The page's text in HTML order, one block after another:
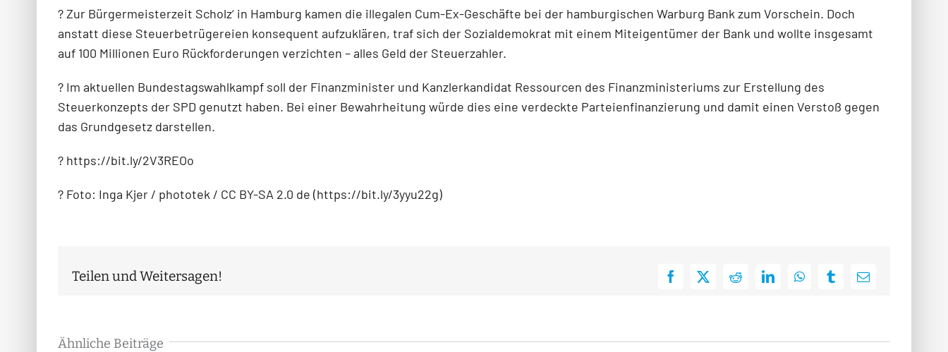
? Zur Bürgermeisterzeit Scholz‘ in Hamburg kamen die illegalen Cum-Ex-Geschäfte bei der hamburgischen Warburg Bank zum Vorschein. Doch
anstatt diese Steuerbetrügereien konsequent aufzuklären, traf sich der Sozialdemokrat mit einem Miteigentümer der Bank und wollte insgesamt
auf 100 Millionen Euro Rückforderungen verzichten – alles Geld der Steuerzahler.
? Im aktuellen Bundestagswahlkampf soll der Finanzminister und Kanzlerkandidat Ressourcen des Finanzministeriums zur Erstellung des
Steuerkonzepts der SPD genutzt haben. Bei einer Bewahrheitung würde dies eine verdeckte Parteienfinanzierung und damit einen Verstoß gegen
das Grundgesetz darstellen.
? https://bit.ly/2V3REOo
? Foto: Inga Kjer / phototek / CC BY-SA 2.0 de (https://bit.ly/3yyu22g)
Teilen und Weitersagen! Facebook
X RedditLinkedInWhatsAppTumblrE-
Ähnliche Beiträge